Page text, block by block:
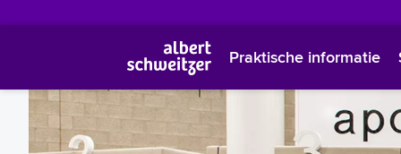
Praktische informatie